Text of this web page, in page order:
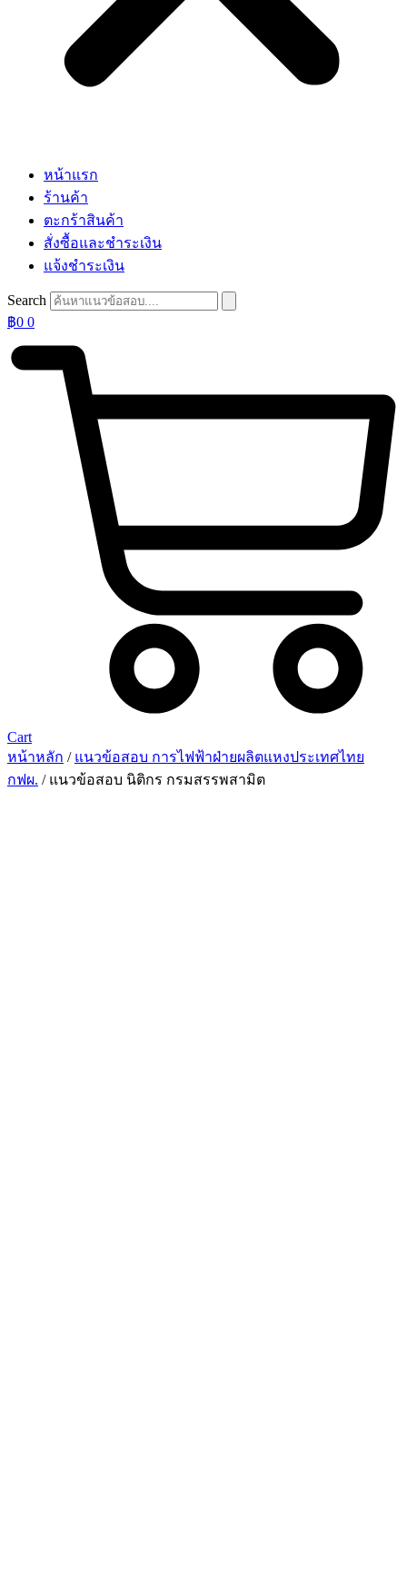
หน้าแรก
ร้านค้า
ตะกร้าสินค้า
สั่งซื้อและชำระเงิน
แจ้งชำระเงิน
Search
฿0 0
Cart
หน้าหลัก / แนวข้อสอบ การไฟฟ้าฝ่ายผลิตแหงประเทศไทย
กฟผ. / แนวข้อสอบ นิติกร กรมสรรพสามิต